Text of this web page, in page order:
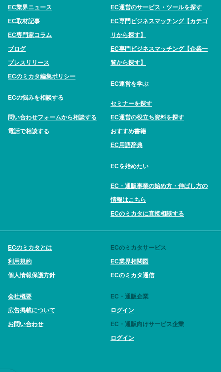
EC業界ニュース
EC取材記事
EC専門家コラム
ブログ
プレスリリース
ECのミカタ編集ポリシー
ECの悩みを相談する
問い合わせフォームから相談する
電話で相談する
EC運営のサービス・ツールを探す
EC専門ビジネスマッチング【カテゴ
リから探す】
EC専門ビジネスマッチング【企業一
覧から探す】
EC運営を学ぶ
セミナーを探す
EC運営の役立ち資料を探す
おすすめ書籍
EC用語辞典
ECを始めたい
EC・通販事業の始め方・伸ばし方の
情報はこちら
ECのミカタに直接相談する
ECのミカタとは
利用規約
個人情報保護方針
会社概要
広告掲載について
お問い合わせ
ECのミカタサービス
EC業界相関図
ECのミカタ通信
EC・通販企業
ログイン
EC・通販向けサービス企業
ログイン